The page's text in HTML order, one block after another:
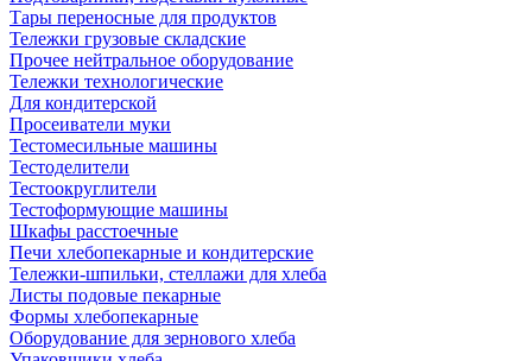
Тары переносные для продуктов
Тележки грузовые складские
Прочее нейтральное оборудование
Тележки технологические
Для кондитерской
Просеиватели муки
Тестомесильные машины
Тестоделители
Тестоокруглители
Тестоформующие машины
Шкафы расстоечные
Печи хлебопекарные и кондитерские
Тележки-шпильки, стеллажи для хлеба
Листы подовые пекарные
Формы хлебопекарные
Оборудование для зернового хлеба